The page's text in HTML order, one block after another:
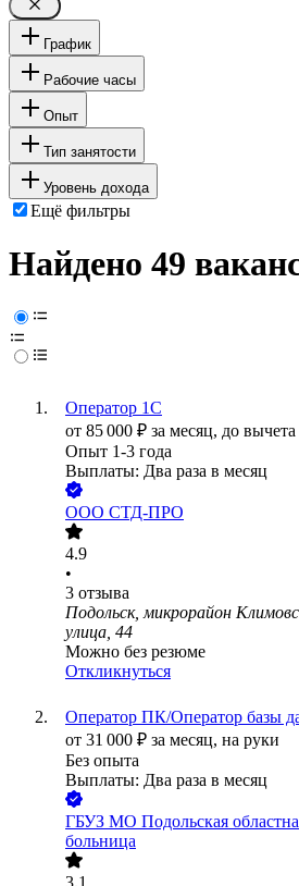
График
Рабочие часы
Опыт
Тип занятости
Уровень дохода
Ещё фильтры
Найдено 49
Оператор 1С
от 85 000 ₽ за месяц, до вычета
Опыт 1-3 года
Выплаты: Два раза в месяц
ООО СТД-ПРО
4.9
•
3 отзыва
Подольск, микрорайон
улица, 44
Можно без резюме
Откликнуться
Оператор ПК/Оператор базы
от 31 000 ₽ за месяц, на руки
Без опыта
Выплаты: Два раза в месяц
ГБУЗ МО Подольская
больница